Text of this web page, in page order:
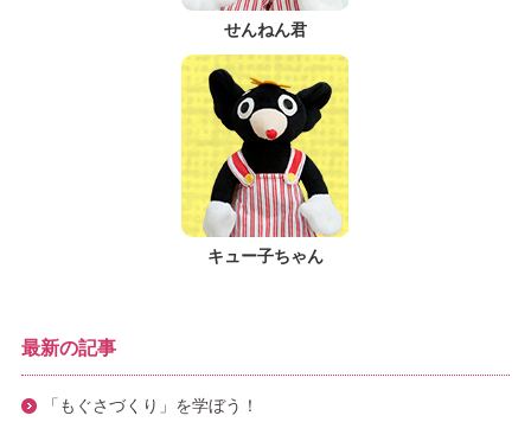
せんねん君
キュー子ちゃん
最新の記事
「もぐさづくり」を学ぼう！